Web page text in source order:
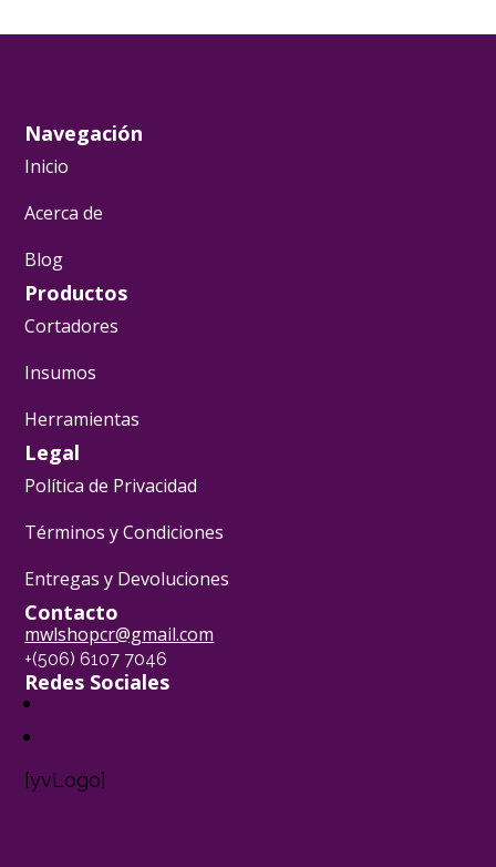
Navegación
Inicio
Acerca de
Blog
Productos
Cortadores
Insumos
Herramientas
Legal
Política de Privacidad
Términos y Condiciones
Entregas y Devoluciones
Contacto
mwlshopcr@gmail.com
+(506) 6107 7046
Redes Sociales
[yvLogo]